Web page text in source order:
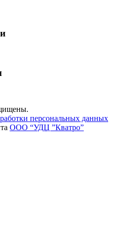
персональных данных
ООО “УДЦ ”Кватро”